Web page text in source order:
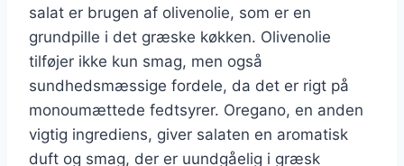
salat er brugen af olivenolie, som er en
grundpille i det græske køkken. Olivenolie
tilføjer ikke kun smag, men også
sundhedsmæssige fordele, da det er rigt på
monoumættede fedtsyrer. Oregano, en anden
vigtig ingrediens, giver salaten en aromatisk
duft og smag, der er uundgåelig i græsk